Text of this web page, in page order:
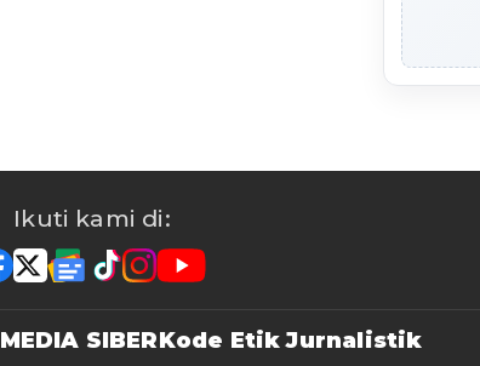
Ikuti kami di:
MEDIA SIBERKode Etik Jurnalistik